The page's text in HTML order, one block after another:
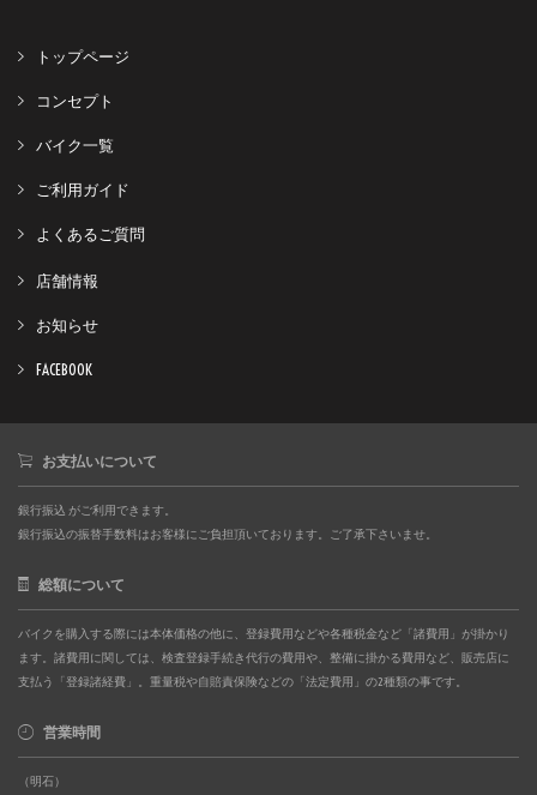
トップページ
コンセプト
バイク一覧
ご利用ガイド
よくあるご質問
店舗情報
お知らせ
FACEBOOK
お支払いについて
銀行振込 がご利用できます。
銀行振込の振替手数料はお客様にご負担頂いております。ご了承下さいませ。
総額について
バイクを購入する際には本体価格の他に、登録費用などや各種税金など「諸費用」が掛かり
ます。諸費用に関しては、検査登録手続き代行の費用や、整備に掛かる費用など、販売店に
支払う「登録諸経費」。重量税や自賠責保険などの「法定費用」の2種類の事です。
営業時間
（明石）